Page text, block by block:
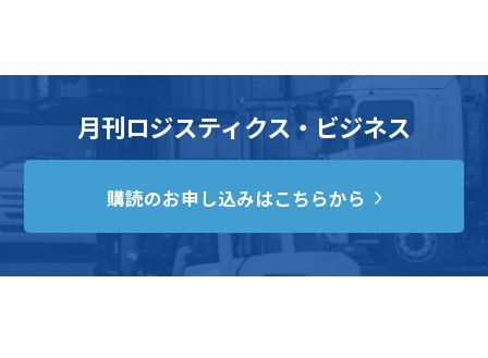
月刊ロジスティクス・ビジネス
購読のお申し込みはこちらから